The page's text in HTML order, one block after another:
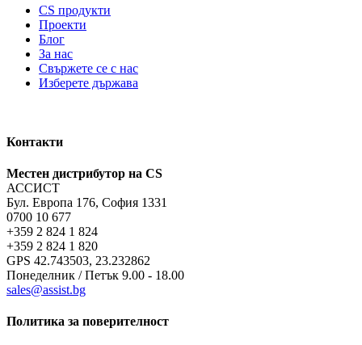
CS продукти
Проекти
Блог
За нас
Свържете се с нас
Изберете държава
Контакти
Местен дистрибутор на CS
АССИСТ
Бул. Европа 176, София 1331
0700 10 677
+359 2 824 1 824
+359 2 824 1 820
GPS 42.743503, 23.232862
Понеделник / Петък 9.00 - 18.00
sales@assist.bg
Политика за поверителност